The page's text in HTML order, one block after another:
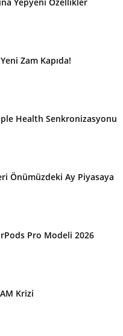
Yepyeni Özellikler
Zam Kapıda!
Health Senkronizasyonu
Önümüzdeki Ay Piyasaya
Pro Modeli 2026
Krizi